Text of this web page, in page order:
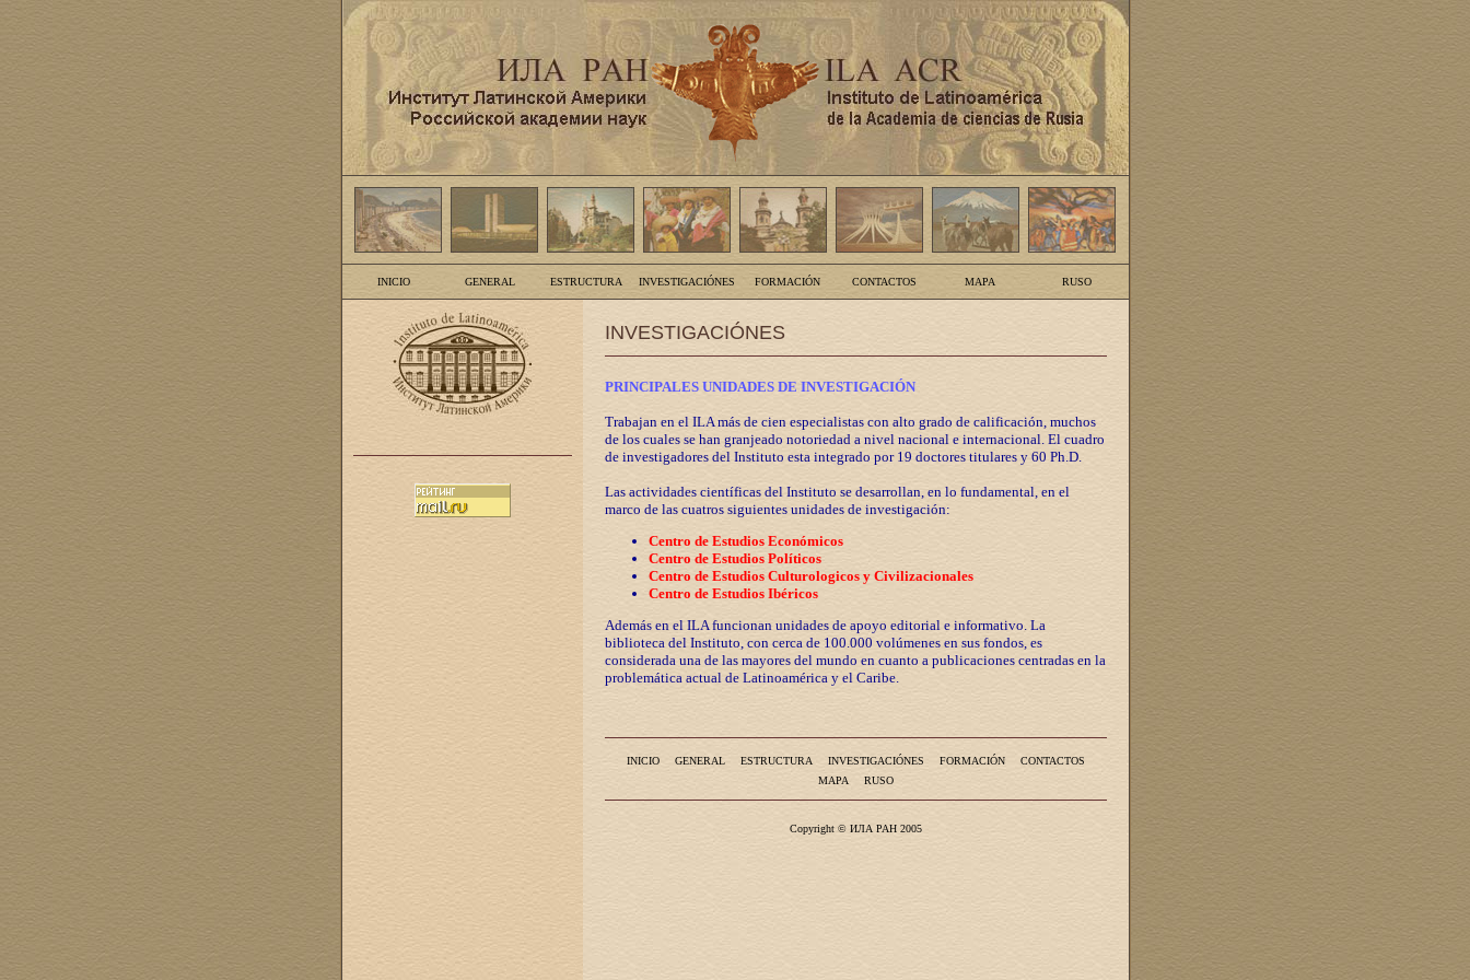
INICIO GENERAL ESTRUCTURA INVESTIGACIÓNES FORMACIÓN CONTACTOS MAPA RUSO
INVESTIGACIÓNES
PRINCIPALES UNIDADES DE INVESTIGACIÓN
Trabajan en el ILA más de cien especialistas con alto grado de calificación, muchos
de los cuales se han granjeado notoriedad a nivel nacional e internacional. El cuadro
de investigadores del Instituto esta integrado por 19 doctores titulares y 60 Ph.D.
Las actividades científicas del Instituto se desarrollan, en lo fundamental, en el
marco de las cuatros siguientes unidades de investigación:
Centro de Estudios Económicos
Centro de Estudios Políticos
Centro de Estudios Culturologicos y Civilizacionales
Centro de Estudios Ibéricos
Además en el ILA funcionan unidades de apoyo editorial e informativo. La
biblioteca del Instituto, con cerca de 100.000 volúmenes en sus fondos, es
considerada una de las mayores del mundo en cuanto a publicaciones centradas en la
problemática actual de Latinoamérica y el Caribe.
INICIO GENERAL ESTRUCTURA INVESTIGACIÓNES FORMACIÓN
CONTACTOS
MAPA
RUSO
Copyright © ИЛА РАН 2005